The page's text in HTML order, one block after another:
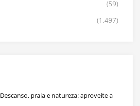
(59)
(1.497)
Descanso, praia e natureza: aproveite a